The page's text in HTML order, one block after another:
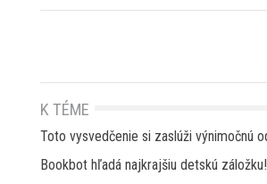
K TÉME
Toto vysvedčenie si zaslúži výnimočnú
Bookbot hľadá najkrajšiu detskú